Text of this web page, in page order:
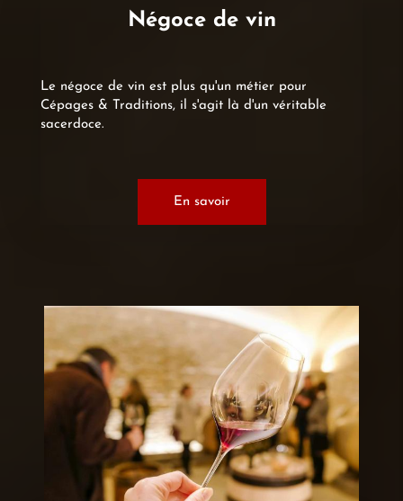
Négoce de vin
Le négoce de vin est plus qu'un métier pour
Cépages & Traditions, il s'agit là d'un véritable
sacerdoce.
En savoir